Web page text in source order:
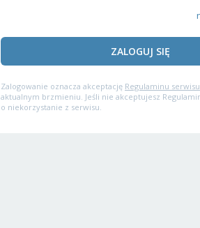
ZALOGUJ SIĘ
Zalogowanie oznacza akceptację Regulaminu serwisu
aktualnym brzmieniu. Jeśli nie akceptujesz
o niekorzystanie z serwisu.